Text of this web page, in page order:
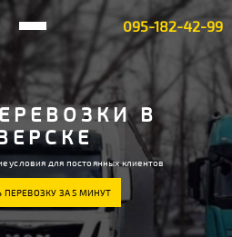
095-182-42-99
В
условия для постоянных клиентов
ПЕРЕВОЗКУ ЗА 5 МИНУТ